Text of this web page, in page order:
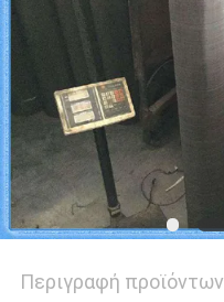
Περιγραφή προϊόντων